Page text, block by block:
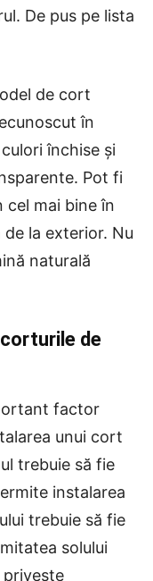
De pus pe lista
de cort
în
închise și
Pot fi
cel mai bine în
la exterior. Nu
naturală
de
factor
unui cort
trebuie să fie
instalarea
trebuie să fie
solului